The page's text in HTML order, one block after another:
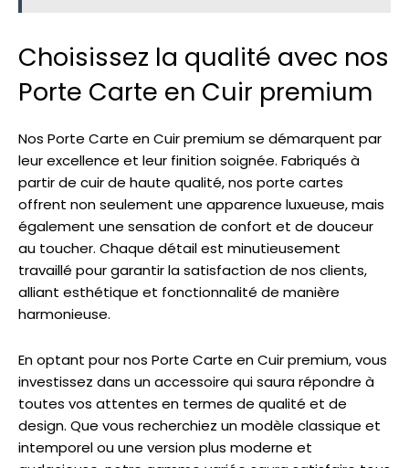
Choisissez la qualité avec nos
Porte Carte en Cuir premium
Nos Porte Carte en Cuir premium se démarquent par
leur excellence et leur finition soignée. Fabriqués à
partir de cuir de haute qualité, nos porte cartes
offrent non seulement une apparence luxueuse, mais
également une sensation de confort et de douceur
au toucher. Chaque détail est minutieusement
travaillé pour garantir la satisfaction de nos clients,
alliant esthétique et fonctionnalité de manière
harmonieuse.
En optant pour nos Porte Carte en Cuir premium, vous
investissez dans un accessoire qui saura répondre à
toutes vos attentes en termes de qualité et de
design. Que vous recherchiez un modèle classique et
intemporel ou une version plus moderne et